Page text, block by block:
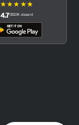
★★★ ★★
4.7(122.1K ulasan)